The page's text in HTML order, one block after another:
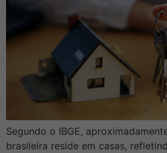
Segundo o IBGE,
brasileira reside em casas,